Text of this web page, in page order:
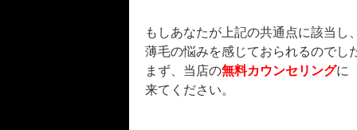
もしあなたが上記の共通点に該当し、
薄毛の悩みを感じておられるのでし
まず、当店の無料カウンセリングに
来てください。